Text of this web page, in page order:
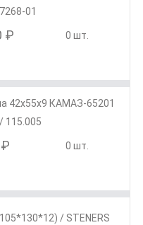
01
₽ 0 шт.
42х55х9 КАМАЗ-65201
115.005
0 шт.
/ STENERS